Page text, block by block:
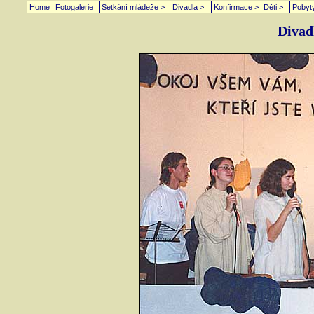
Home Fotogalerie Setkání mládeže > Divadla > Konfirmace > Děti >